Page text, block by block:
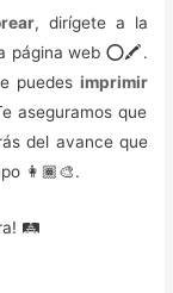
, dirígete a la
página web ⭕🖍️.
puedes imprimir
aseguramos que
del avance que
👩🏾‍🎨.
🛤️